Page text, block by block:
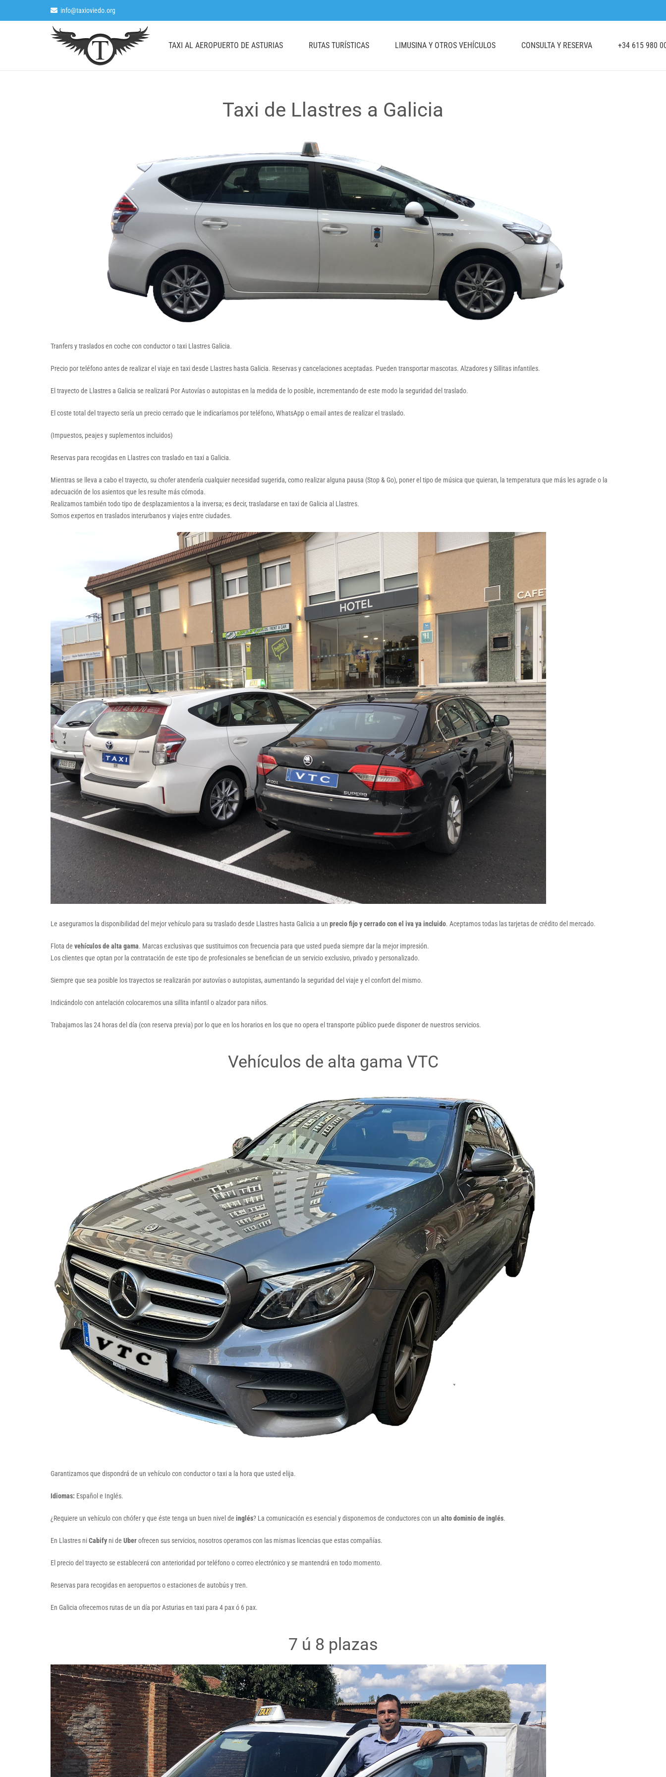
info@taxioviedo.org
TAXI AL AEROPUERTO DE ASTURIAS RUTAS TURÍSTICAS LIMUSINA Y OTROS VEHÍCULOS CONSULTA Y RESERVA +34 615 980
Taxi de Llastres a Galicia
Tranfers y traslados en coche con conductor o taxi Llastres Galicia.
Precio por teléfono antes de realizar el viaje en taxi desde Llastres hasta Galicia. Reservas y cancelaciones aceptadas. Pueden transportar mascotas. Alzadores y Sillitas infantiles.
El trayecto de Llastres a Galicia se realizará Por Autovías o autopistas en la medida de lo posible, incrementando de este modo la seguridad del traslado.
El coste total del trayecto sería un precio cerrado que le indicaríamos por teléfono, WhatsApp o email antes de realizar el traslado.
(Impuestos, peajes y suplementos incluidos)
Reservas para recogidas en Llastres con traslado en taxi a Galicia.
Mientras se lleva a cabo el trayecto, su chofer atendería cualquier necesidad sugerida, como realizar alguna pausa (Stop & Go), poner el tipo de música que quieran, la temperatura que más les agrade o la
adecuación de los asientos que les resulte más cómoda.
Realizamos también todo tipo de desplazamientos a la inversa; es decir, trasladarse en taxi de Galicia al Llastres.
Somos expertos en traslados interurbanos y viajes entre ciudades.
Le aseguramos la disponibilidad del mejor vehículo para su traslado desde Llastres hasta Galicia a un precio fijo y cerrado con el iva ya incluido. Aceptamos todas las tarjetas de crédito del mercado.
Flota de vehículos de alta gama. Marcas exclusivas que sustituimos con frecuencia para que usted pueda siempre dar la mejor impresión.
Los clientes que optan por la contratación de este tipo de profesionales se benefician de un servicio exclusivo, privado y personalizado.
Siempre que sea posible los trayectos se realizarán por autovías o autopistas, aumentando la seguridad del viaje y el confort del mismo.
Indicándolo con antelación colocaremos una sillita infantil o alzador para niños.
Trabajamos las 24 horas del día (con reserva previa) por lo que en los horarios en los que no opera el transporte público puede disponer de nuestros servicios.
Vehículos de alta gama VTC
Garantizamos que dispondrá de un vehículo con conductor o taxi a la hora que usted elija.
Idiomas: Español e Inglés.
¿Requiere un vehículo con chófer y que éste tenga un buen nivel de inglés? La comunicación es esencial y disponemos de conductores con un alto dominio de inglés.
En Llastres niCabify ni de Uberofrecen sus servicios, nosotros operamos con las mismas licencias que estas compañías.
El precio del trayecto se establecerá con anterioridad por teléfono o correo electrónico y se mantendrá en todo momento.
Reservas para recogidas en aeropuertos o estaciones de autobús y tren.
En Galicia ofrecemos rutas de un día por Asturias en taxi para 4 pax ó 6 pax.
7 ú 8 plazas